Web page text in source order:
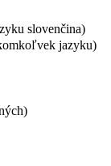
slovenčina)
jazyku)